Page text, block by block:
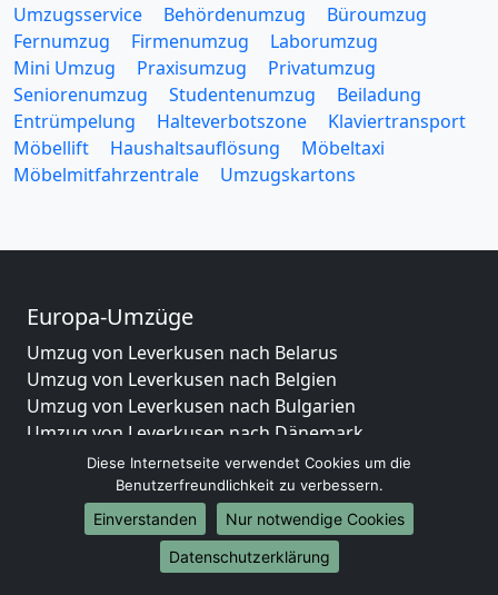
Umzugsservice Behördenumzug
Büroumzug
Fernumzug
Firmenumzug
Laborumzug
Mini Umzug
Praxisumzug
Privatumzug
Seniorenumzug
Studentenumzug
Beiladung
Entrümpelung
Halteverbotszone
Klaviertransport
Möbellift
Haushaltsauflösung
Möbeltaxi
Möbelmitfahrzentrale
Umzugskartons
Europa-Umzüge
Umzug von Leverkusen nach Belarus
Umzug von Leverkusen nach Belgien
Umzug von Leverkusen nach Bulgarien
Umzug von Leverkusen nach Dänemark
Umzug von Leverkusen nach England
Umzug von Leverkusen nach Portugal
Umzug von Leverkusen nach Bosnien
und Herzegowina
Umzug von Leverkusen nach Irland
Diese Internetseite verwendet Cookies um die
Benutzerfreundlichkeit zu verbessern.
Einverstanden
Nur notwendige Cookies
Datenschutzerklärung